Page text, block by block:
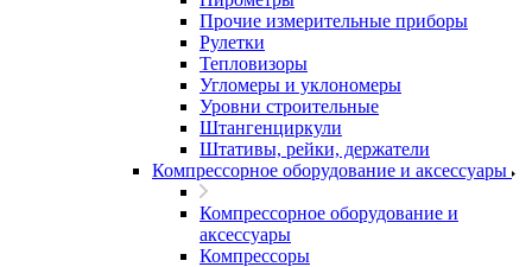
Прочие измерительные приборы
Рулетки
Тепловизоры
Угломеры и уклономеры
Уровни строительные
Штангенциркули
Штативы, рейки, держатели
Компрессорное оборудование и аксессуары
Компрессорное оборудование и
аксессуары
Компрессоры